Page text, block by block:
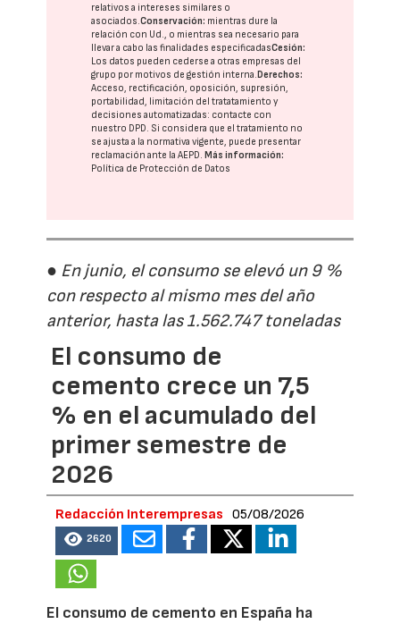
relativos a intereses similares o
asociados.Conservación: mientras dure la
relación con Ud., o mientras sea necesario para
llevar a cabo las finalidades especificadasCesión:
Los datos pueden cederse a otras empresas del
grupo por motivos de gestión interna. Derechos:
Acceso, rectificación, oposición, supresión,
portabilidad, limitación del tratatamiento y
decisiones automatizadas: contacte con
nuestro DPD. Si considera que el tratamiento no
se ajusta a la normativa vigente, puede presentar
reclamación ante laAEPD. Más información:
Política de Protección de Datos
● En junio, el consumo se elevó un 9 %
con respecto al mismo mes del año
anterior, hasta las 1.562.747 toneladas
El consumo de
cemento crece un 7,5
% en el acumulado del
primer semestre de
2026
Redacción Interempresas 05/08/2026
2620
El consumo de cemento en España ha